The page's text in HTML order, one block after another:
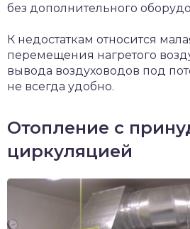
без дополнительного
К недостаткам относится
перемещения нагретого
вывода воздуховодов под
не всегда удобно.
Отопление с
циркуляцией